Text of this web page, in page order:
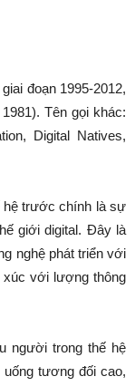
đoạn 1995-2012,
Tên gọi khác:
Digital Natives,
hệ trước chính là sự
giới digital. Đây là
nghệ phát triển với
với lượng thông
người trong thế hệ
tương đối cao,